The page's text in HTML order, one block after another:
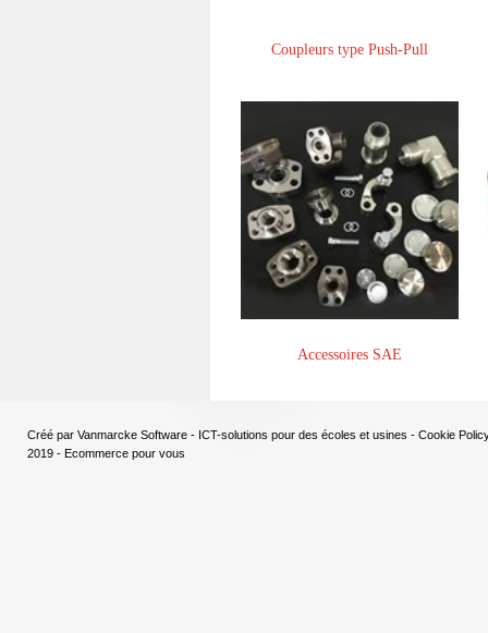
Coupleurs type Push-Pull
Accessoires SAE
Créé par Vanmarcke Software - ICT-solutions pour des écoles et usines - Cookie
2019 - Ecommerce pour vous